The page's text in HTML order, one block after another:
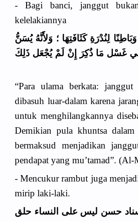
- Bagi banci, janggut
kelelakiannya
لِنُدْرَةِ كَثَافَتِهَا ؛ وَلأَنَّهُ يُسَنُّ
فِي غَسْل مَا ذُكِرَ إِنْ لَمْ يُجْعَل ذَلِكَ
“Para ulama berkata:
dibasuh luar-dalam karena
untuk menghilangkannya
Demikian pula khuntsa
bermaksud menjadikan
pendapat yang mu’tamad”.
- Mencukur rambut juga
mirip laki-laki.
حسن ليس على النساء حلق